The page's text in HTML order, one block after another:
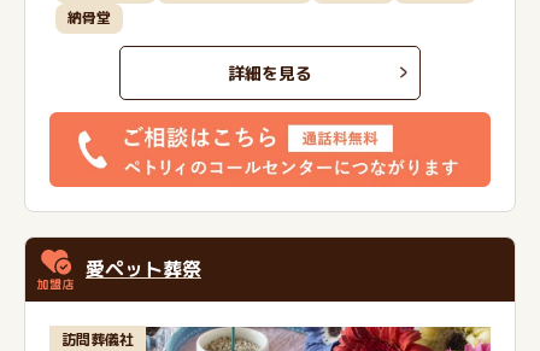
納骨堂
詳細を見る
愛ペット葬祭
訪問葬儀社